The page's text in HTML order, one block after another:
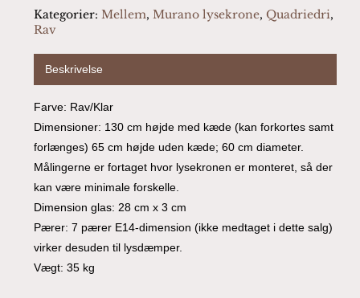
Kategorier: Mellem, Murano lysekrone, Quadriedri,
Rav
Beskrivelse
Farve: Rav/Klar
Dimensioner: 130 cm højde med kæde (kan forkortes samt
forlænges) 65 cm højde uden kæde; 60 cm diameter.
Målingerne er fortaget hvor lysekronen er monteret, så der
kan være minimale forskelle.
Dimension glas: 28 cm x 3 cm
Pærer: 7 pærer E14-dimension (ikke medtaget i dette salg)
virker desuden til lysdæmper.
Vægt: 35 kg